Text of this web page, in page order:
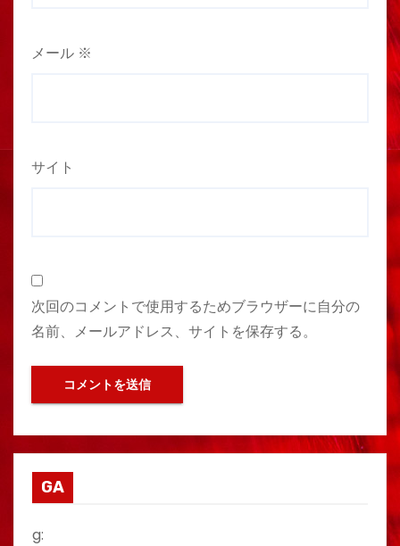
メール ※
サイト
次回のコメントで使用するためブラウザーに自分の
名前、メールアドレス、サイトを保存する。
GA
g: